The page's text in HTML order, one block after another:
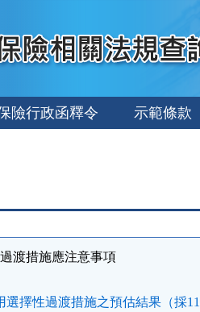
險行政函釋令 示範條款
渡措施應注意事項
選擇性過渡措施之預估結果（採